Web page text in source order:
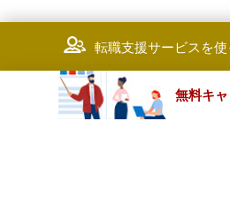
転職支援サービスを使
無料キ